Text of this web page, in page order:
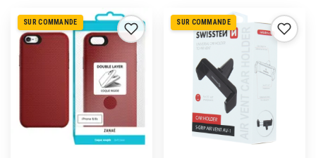
SUR COMMANDE SUR COMMANDE